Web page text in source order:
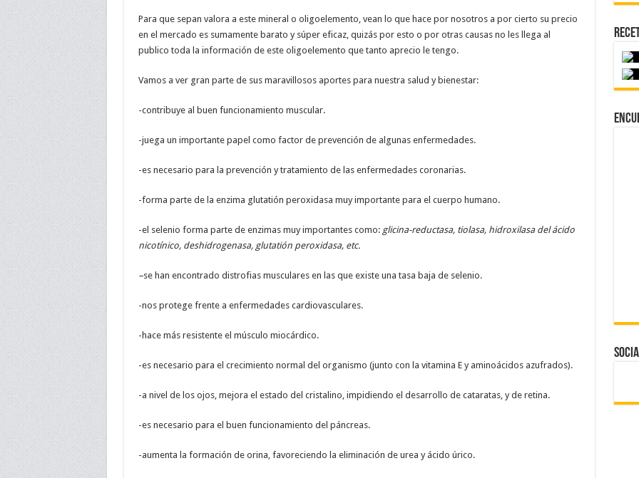
Para que sepan valora a este mineral o oligoelemento, vean lo que hace por nosotros a por cierto su precio
en el mercado es sumamente barato y súper eficaz, quizás por esto o por otras causas no les llega al
publico toda la información de este oligoelemento que tanto aprecio le tengo.
Vamos a ver gran parte de sus maravillosos aportes para nuestra salud y bienestar:
-contribuye al buen funcionamiento muscular.
-juega un importante papel como factor de prevención de algunas enfermedades.
-es necesario para la prevención y tratamiento de las enfermedades coronarias.
-forma parte de la enzima glutatión peroxidasa muy importante para el cuerpo humano.
-el selenio forma parte de enzimas muy importantes como: glicina-reductasa, tiolasa, hidroxilasa del ácido
nicotínico, deshidrogenasa, glutatión peroxidasa, etc.
–se han encontrado distrofias musculares en las que existe una tasa baja de selenio.
-nos protege frente a enfermedades cardiovasculares.
-hace más resistente el músculo miocárdico.
-es necesario para el crecimiento normal del organismo (junto con la vitamina E y aminoácidos azufrados).
-a nivel de los ojos, mejora el estado del cristalino, impidiendo el desarrollo de cataratas, y de retina.
-es necesario para el buen funcionamiento del páncreas.
-aumenta la formación de orina, favoreciendo la eliminación de urea y ácido úrico.